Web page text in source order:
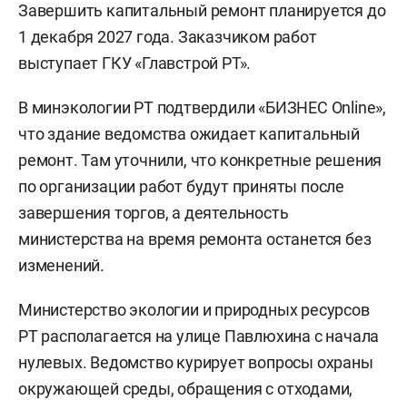
Завершить капитальный ремонт планируется до
1 декабря 2027 года. Заказчиком работ
выступает ГКУ «Главстрой РТ».
В минэкологии РТ подтвердили «БИЗНЕС Online»,
что здание ведомства ожидает капитальный
ремонт. Там уточнили, что конкретные решения
по организации работ будут приняты после
завершения торгов, а деятельность
министерства на время ремонта останется без
изменений.
Министерство экологии и природных ресурсов
РТ располагается на улице Павлюхина с начала
нулевых. Ведомство курирует вопросы охраны
окружающей среды, обращения с отходами,